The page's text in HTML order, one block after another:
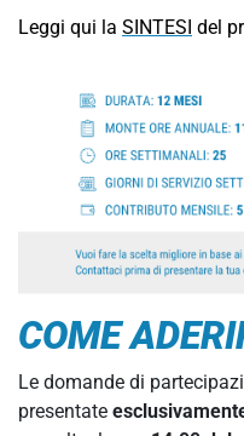
Leggi qui la SINTESI del
COME
Le domande di
presentate